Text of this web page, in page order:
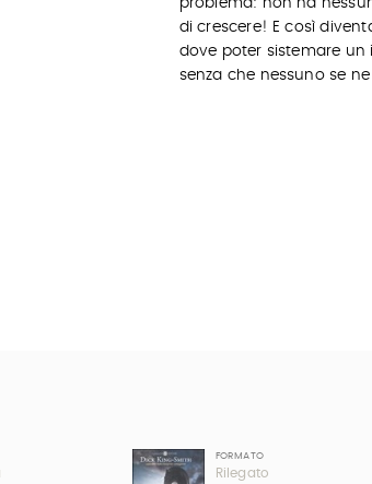
problema: non ha
di crescere! E così
dove poter sistemare
senza che nessuno se
FORMATO
Rilegato